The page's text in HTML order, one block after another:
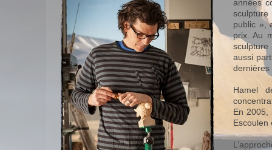
années
public »,
prix. Au
aussi
dernières
Hamel
En 2005,
Escoulen